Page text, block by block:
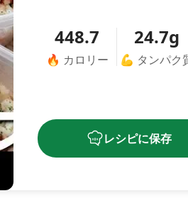
448.7
🔥 カロリー
24.7g
💪 タンパク
レシピに保存